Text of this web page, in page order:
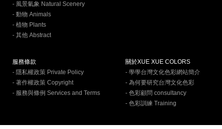
- 風景氣象 Natural Scenery
- 動物 Animals
- 植物 Plants
- 其他 Abstract
服務條款
- 隱私權政策 Private Policy
- 著作權政策 Copyright
- 服務與條例 Services and Terms
關於XUE XUE COLORS
- 學學台灣文化色彩網站簡介
- 為何要研究台灣文化色彩
- 色彩顧問 consultancy
- 色彩訓練 Training